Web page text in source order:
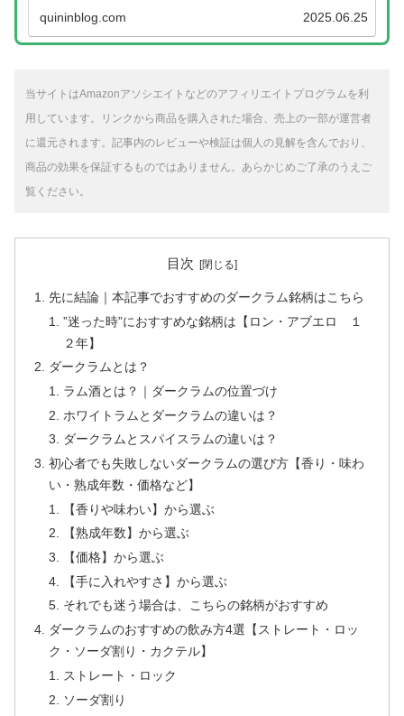
quininblog.com 2025.06.25
当サイトはAmazonアソシエイトなどのアフィリエイトプログラムを利
用しています。リンクから商品を購入された場合、売上の一部が運営者
に還元されます。記事内のレビューや検証は個人の見解を含んでおり、
商品の効果を保証するものではありません。あらかじめご了承のうえご
覧ください。
目次
先に結論｜本記事でおすすめのダークラム銘柄はこちら
”迷った時”におすすめな銘柄は【ロン・アブエロ １
２年】
ダークラムとは？
ラム酒とは？｜ダークラムの位置づけ
ホワイトラムとダークラムの違いは？
ダークラムとスパイスラムの違いは？
初心者でも失敗しないダークラムの選び方【香り・味わ
い・熟成年数・価格など】
【香りや味わい】から選ぶ
【熟成年数】から選ぶ
【価格】から選ぶ
【手に入れやすさ】から選ぶ
それでも迷う場合は、こちらの銘柄がおすすめ
ダークラムのおすすめの飲み方4選【ストレート・ロッ
ク・ソーダ割り・カクテル】
ストレート・ロック
ソーダ割り